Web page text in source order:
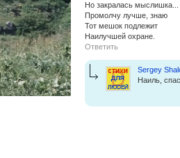
Но закралась мыслишка...
Промолчу лучше, знаю
Тот мешок подлежит
Наилучшей охране.
Ответить
Sergey
Наиль,